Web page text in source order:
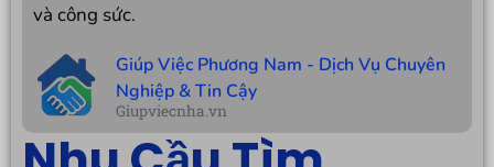
và công sức.
Giúp Việc Phương Nam - Dịch Vụ Chuyên
Nghiệp & Tin Cậy
Giupviecnha.vn